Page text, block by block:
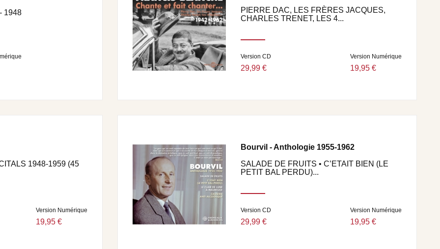
1948
PIERRE DAC, LES FRÈRES JACQUES,
CHARLES TRENET, LES 4...
Version CD
29,99 €
Version Numérique
19,95 €
1948-1959 (45
Version Numérique
19,95 €
Bourvil - Anthologie 1955-1962
SALADE DE FRUITS • C’ETAIT BIEN (LE
PETIT BAL PERDU)...
Version CD
29,99 €
Version Numérique
19,95 €